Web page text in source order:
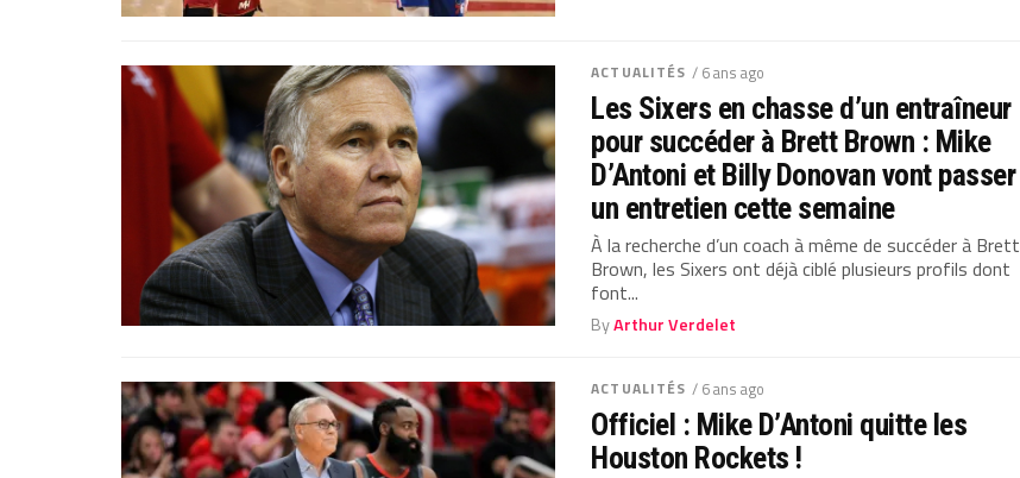
ACTUALITÉS / 6 ans ago
Les Sixers en chasse d’un entraîneur
pour succéder à Brett Brown : Mike
D’Antoni et Billy Donovan vont passer
un entretien cette semaine
À la recherche d’un coach à même de succéder à Brett
Brown, les Sixers ont déjà ciblé plusieurs profils dont
font...
ByArthur Verdelet
ACTUALITÉS / 6 ans ago
Officiel : Mike D’Antoni quitte les
Houston Rockets !